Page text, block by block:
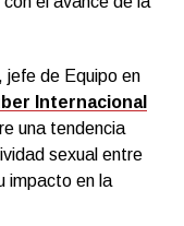
, jefe de Equipo en
Internacional
una tendencia
sexual entre
impacto en la